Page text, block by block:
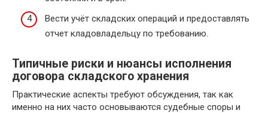
Вести учёт складских операций и предоставлять
отчет кладовладельцу по требованию.
Типичные риски и нюансы исполнения
договора складского хранения
Практические аспекты требуют обсуждения, так как
именно на них часто основываются судебные споры и